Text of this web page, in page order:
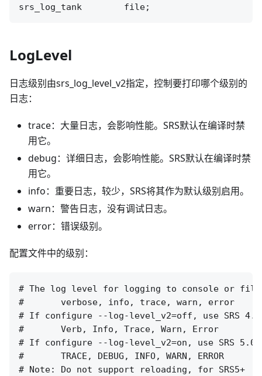
LogLevel
日志级别由srs_log_level_v2指定，控制要打印哪个级别的
日志：
trace：大量日志，会影响性能。SRS默认在编译时禁
用它。
debug：详细日志，会影响性能。SRS默认在编译时禁
用它。
info：重要日志，较少，SRS将其作为默认级别启用。
warn：警告日志，没有调试日志。
error：错误级别。
配置文件中的级别：
# The log level for logging to console or
#       verbose, info, trace, warn, error
# If configure --log-level_v2=off, use SRS
#       Verb, Info, Trace, Warn, Error
# If configure --log-level_v2=on, use SRS
#       TRACE, DEBUG, INFO, WARN, ERROR
# Note: Do not support reloading, for SRS5+